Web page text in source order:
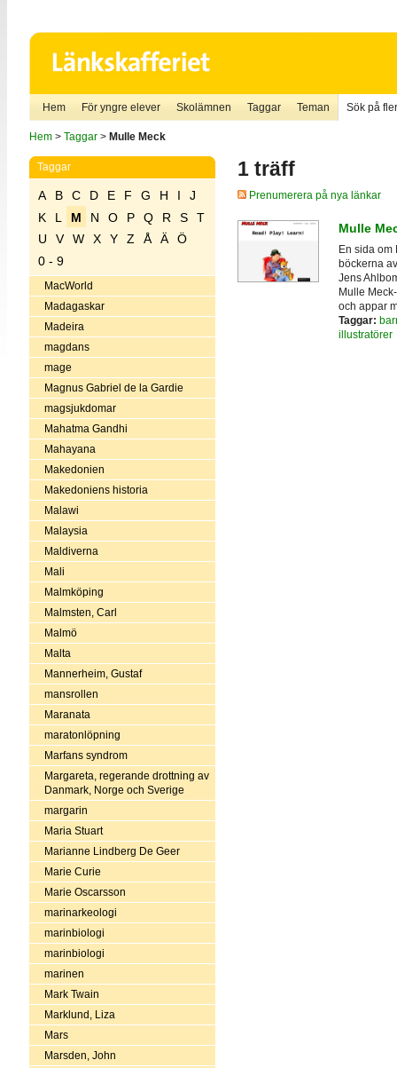
Hem För yngre elever Skolämnen Taggar Teman Sök på
Hem> Taggar> Mulle Meck
Taggar
A B C D E F G H I
J
K
L M N O P Q R S
T
U
V W X Y Z Å Ä
Ö
0 - 9
MacWorld
Madagaskar
Madeira
magdans
mage
Magnus Gabriel de la Gardie
magsjukdomar
Mahatma Gandhi
Mahayana
Makedonien
Makedoniens historia
Malawi
Malaysia
Maldiverna
Mali
Malmköping
Malmsten, Carl
Malmö
Malta
Mannerheim, Gustaf
mansrollen
Maranata
maratonlöpning
Marfans syndrom
Margareta, regerande drottning av
Danmark, Norge och Sverige
margarin
Maria Stuart
Marianne Lindberg De Geer
Marie Curie
Marie Oscarsson
marinarkeologi
marinbiologi
marinbiologi
marinen
Mark Twain
Marklund, Liza
Mars
Marsden, John
1 träff
Prenumerera på nya länkar
Mulle
En sida om
böckerna
Jens
Mulle
och appar
Taggar:
illustratörer